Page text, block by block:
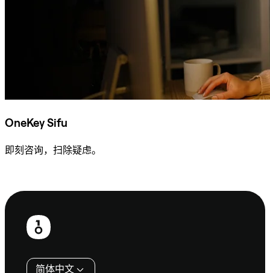
OneKey Sifu
即刻咨询，扫除疑虑。
页
简体中文